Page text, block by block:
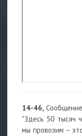
14-46,
"Здесь 50 тысяч
мы провозим –